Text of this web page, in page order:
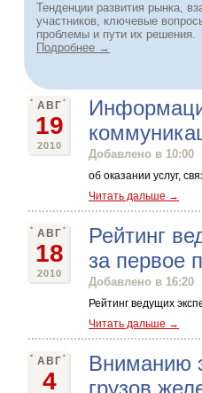
Тенденции развития рынка,
участников, ключевые
проблемы и пути их решения.
Подробнее →
АВГ
19
2010
Добавлено в 10:00
об оказании услуг,
Читать дальше →
АВГ
18
2010
Рейтинг
за первое
Добавлено в 16:20
Рейтинг ведущих
Читать дальше →
АВГ
4
Вниманию
грузов